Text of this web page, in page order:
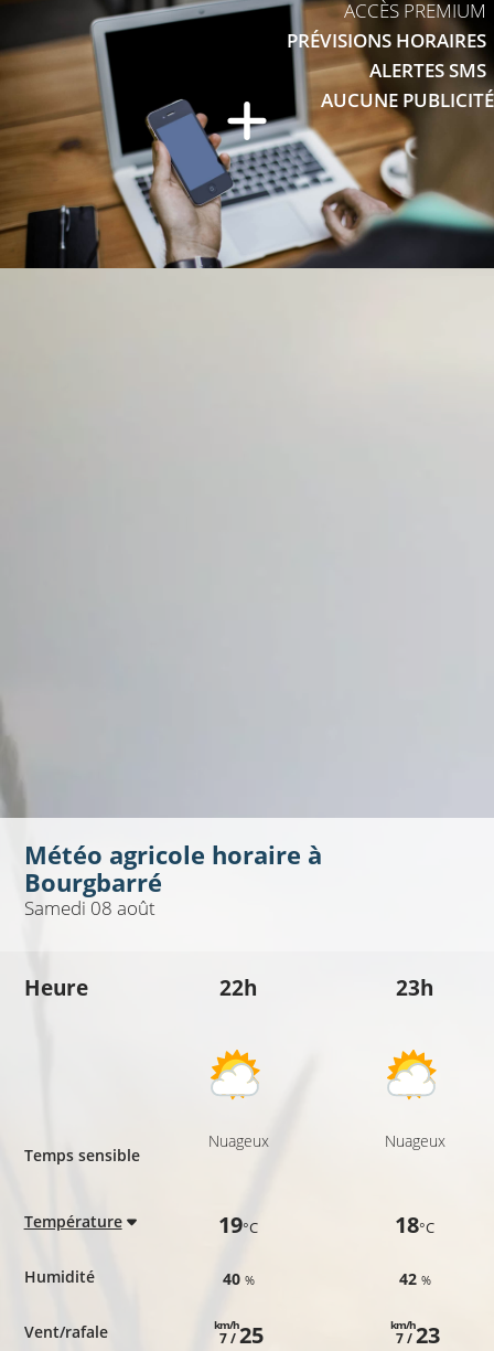
ACCÈS PREMIUM
PRÉVISIONS HORAIRES
ALERTES SMS
AUCUNE PUBLICITÉ
Météo agricole horaire à
Bourgbarré
Samedi 08 août
Heure
Temps sensible
Température
Humidité
Vent/rafale
22h
Nuageux
19°C
40 %
7 /
km/h25
23h
Nuageux
18°C
42 %
7 /
km/h23